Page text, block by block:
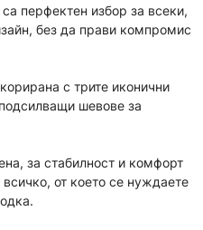
перфектен избор за всеки,
без да прави компромис
с трите иконични
шевове за
за стабилност и комфорт
от което се нуждаете